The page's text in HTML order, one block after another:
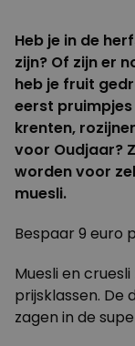
Heb je in de
zijn? Of zijn er
heb je fruit
eerst
krenten,
voor Oudjaar?
worden voor
muesli.
Bespaar 9 euro
Muesli en
prijsklassen. De
zagen in de